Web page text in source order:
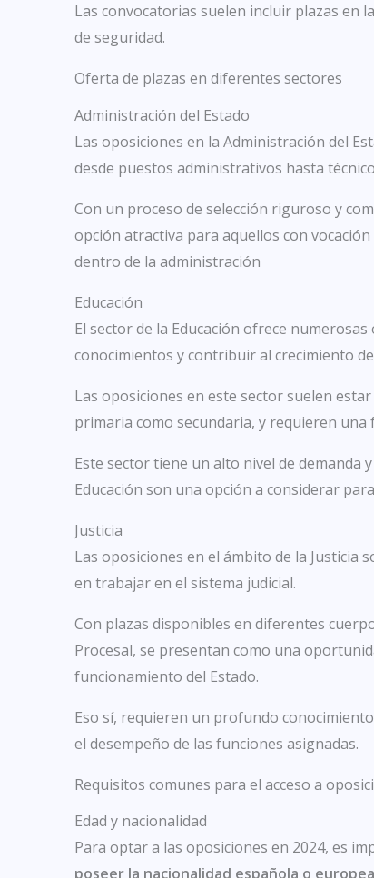
Las convocatorias suelen incluir plazas en
de seguridad.
Oferta de plazas en diferentes sectores
Administración del Estado
Las oposiciones en la Administración del
desde puestos administrativos hasta
Con un proceso de selección riguroso y
opción atractiva para aquellos con
dentro de la administración
Educación
El sector de la Educación ofrece
conocimientos y contribuir al crecimiento
Las oposiciones en este sector suelen
primaria como secundaria, y requieren una
Este sector tiene un alto nivel de demanda
Educación son una opción a considerar
Justicia
Las oposiciones en el ámbito de la
en trabajar en el sistema judicial.
Con plazas disponibles en diferentes
Procesal, se presentan como una
funcionamiento del Estado.
Eso sí, requieren un profundo
el desempeño de las funciones asignadas.
Requisitos comunes para el acceso a
Edad y nacionalidad
Para optar a las oposiciones en 2024, es
poseer la nacionalidad española o europea